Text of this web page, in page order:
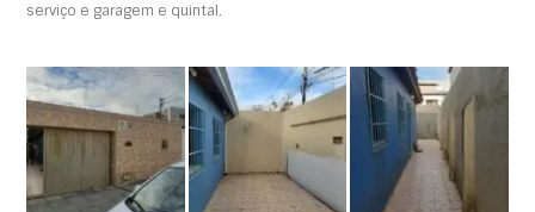
serviço e garagem e quintal.